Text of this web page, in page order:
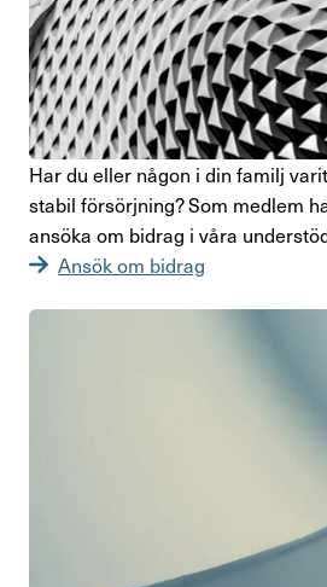
Har du eller någon i din familj
stabil försörj­ning? Som medlem
ansöka om bidrag i våra
Ansök om bidrag